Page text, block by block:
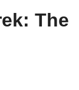
The